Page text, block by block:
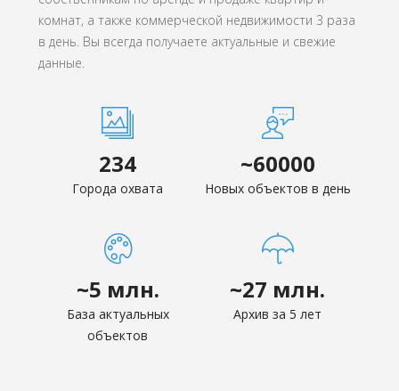
комнат, а также коммерческой недвижимости 3 раза
в день. Вы всегда получаете актуальные и свежие
данные.
234
Города охвата
~60000
Новых объектов в день
~5 млн.
База актуальных
объектов
~27 млн.
Архив за 5 лет